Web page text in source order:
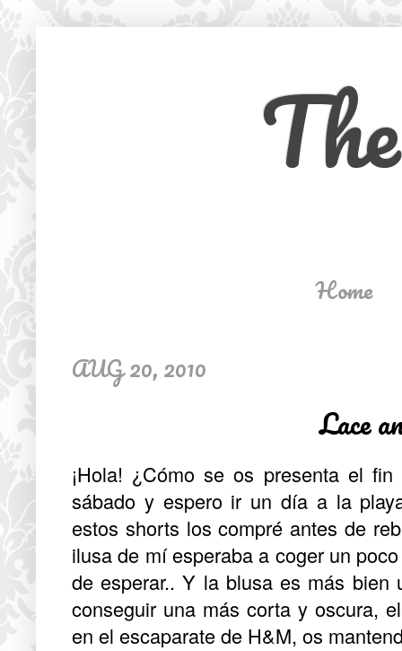
Home
AUG 20, 2010
Lace
¡Hola! ¿Cómo se os presenta el
sábado y espero ir un día a la
estos shorts los compré antes de
ilusa de mí esperaba a coger un
de esperar.. Y la blusa es más bien
conseguir una más corta y oscura,
en el escaparate de H&M, os